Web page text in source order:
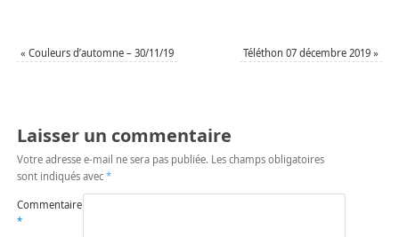
« Couleurs d’automne – 30/11/19 Téléthon 07 décembre 2019»
Laisser un commentaire
Votre adresse e-mail ne sera pas publiée. Les champs obligatoires
sont indiqués avec *
Commentaire
*